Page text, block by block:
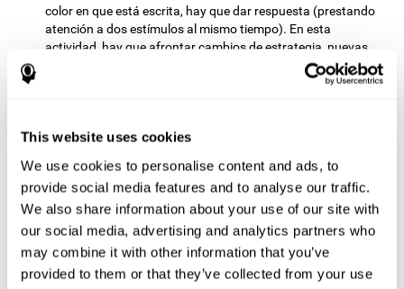
This website uses cookies
We use cookies to personalise content and ads, to
provide social media features and to analyse our traffic.
We also share information about your use of our site with
our social media, advertising and analytics partners who
may combine it with other information that you’ve
provided to them or that they’ve collected from your use
color en que está escrita, hay que dar respuesta (prestando
atención a dos estímulos al mismo tiempo). En esta
actividad, hay que afrontar cambios de estrategia, nuevas
respuestas y manejar la capacidad de monitorización y la
Inicialmente habrá que atender al tamaño de la forma e
indicar el más alto. Después, habrá que atender bloque que
contenga la numeración más alta.
Test de Equivalencias INH-REST: En esta tarea, irán
apareciendo nombres de colores en la pantalla. Hay que dar
respuesta lo más rápido posible cuando el nombre del color
coincida con el color en que está escrita la palabra. Si no
coinciden, no habrá que dar respuesta alguna.